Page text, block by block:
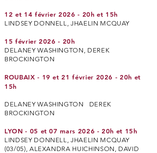
12 et 14 février 2026 - 20h et 15h
LINDSEY DONNELL, JHAELIN MCQUAY
15 février 2026 - 20h
DELANEY WASHINGTON, DEREK
BROCKINGTON
ROUBAIX - 19 et 21 février 2026 - 20h et
15h
DELANEY WASHINGTON DEREK
BROCKINGTON
LYON - 05 et 07 mars 2026 - 20h et 15h
LINDSEY DONNELL, JHAELIN MCQUAY
(03/05), ALEXANDRA HUICHINSON, DAVID